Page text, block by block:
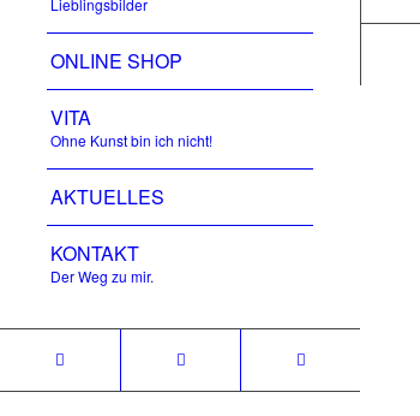
Lieblingsbilder
ONLINE SHOP
VITA
Ohne Kunst bin ich nicht!
AKTUELLES
KONTAKT
Der Weg zu mir.